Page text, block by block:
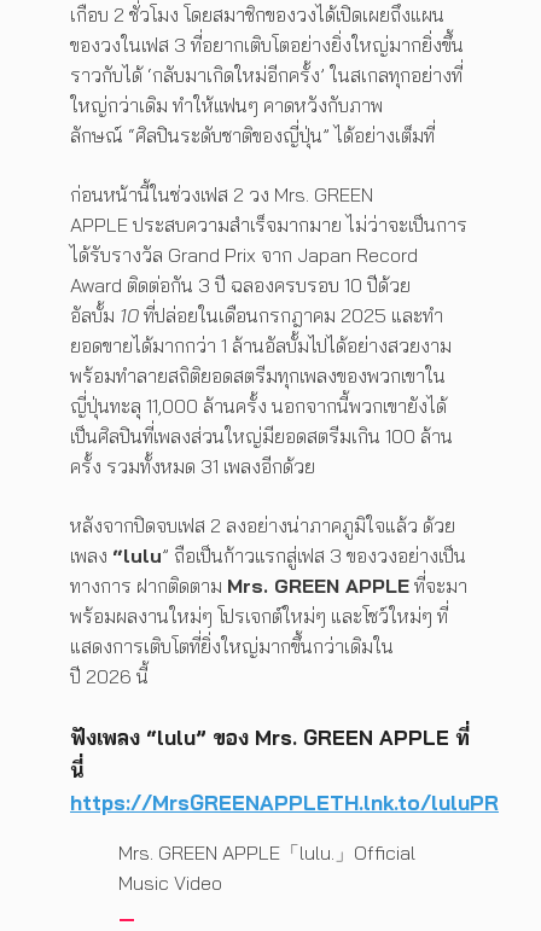
เกือบ 2 ชั่วโมง โดยสมาชิกของวงได้เปิดเผยถึงแผน
ของวงในเฟส 3 ที่อยากเติบโตอย่างยิ่งใหญ่มากยิ่งขึ้น
ราวกับได้ ‘กลับมาเกิดใหม่อีกครั้ง’ ในสเกลทุกอย่างที่
ใหญ่กว่าเดิม ทำให้แฟนๆ คาดหวังกับภาพ
ลักษณ์ “ศิลปินระดับชาติของญี่ปุ่น” ได้อย่างเต็มที่
ก่อนหน้านี้ในช่วงเฟส 2 วง Mrs. GREEN
APPLE ประสบความสำเร็จมากมาย ไม่ว่าจะเป็นการ
ได้รับรางวัล Grand Prix จาก Japan Record
Award ติดต่อกัน 3 ปี ฉลองครบรอบ 10 ปีด้วย
อัลบั้ม 10 ที่ปล่อยในเดือนกรกฎาคม 2025 และทำ
ยอดขายได้มากกว่า 1 ล้านอัลบั้มไปได้อย่างสวยงาม
พร้อมทำลายสถิติยอดสตรีมทุกเพลงของพวกเขาใน
ญี่ปุ่นทะลุ 11,000 ล้านครั้ง นอกจากนี้พวกเขายังได้
เป็นศิลปินที่เพลงส่วนใหญ่มียอดสตรีมเกิน 100 ล้าน
ครั้ง รวมทั้งหมด 31 เพลงอีกด้วย
หลังจากปิดจบเฟส 2 ลงอย่างน่าภาคภูมิใจแล้ว ด้วย
เพลง “lulu” ถือเป็นก้าวแรกสู่เฟส 3 ของวงอย่างเป็น
ทางการ ฝากติดตาม Mrs. GREEN APPLE ที่จะมา
พร้อมผลงานใหม่ๆ โปรเจกต์ใหม่ๆ และโชว์ใหม่ๆ ที่
แสดงการเติบโตที่ยิ่งใหญ่มากขึ้นกว่าเดิมใน
ปี 2026 นี้
ฟังเพลง “lulu” ของ Mrs. GREEN APPLE ที่
นี่
https://MrsGREENAPPLETH.lnk.to/luluPR
Mrs. GREEN APPLE「lulu.」Official
Music Video